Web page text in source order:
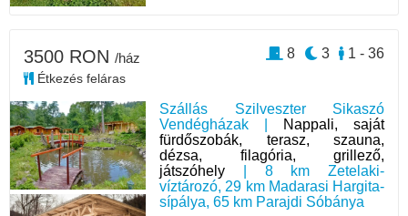
Szállás Szilveszter Sikaszó
Vendégházak |
Nappali, saját
fürdőszobák, terasz, szauna,
dézsa, filagória, grillező,
játszóhely | 8 km Zetelaki-
víztározó, 29 km Madarasi Hargita-
sípálya, 65 km Parajdi Sóbánya
3500 RON /ház
Étkezés feláras
1 - 36
3
8